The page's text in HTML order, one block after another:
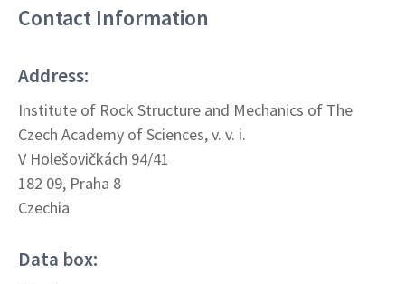
Contact Information
Address:
Institute of Rock Structure and Mechanics of The
Czech Academy of Sciences, v. v. i.
V Holešovičkách 94/41
182 09, Praha 8
Czechia
Data box: